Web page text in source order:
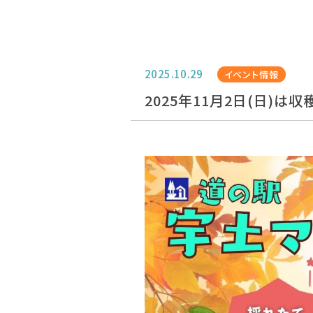
2025.10.29 イベント情報
2025年11月2日(日)は収穫